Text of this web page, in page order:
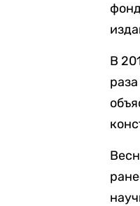
В